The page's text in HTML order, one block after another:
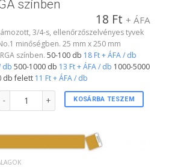
színben
18 Ft + ÁFA
3/4-s, ellenőrzőszelvényes tyvek
minőségben. 25 mm x 250 mm
színben.50-100 db 18 Ft + ÁFA / db
db 500-1000 db 13 Ft + ÁFA / db 1000-5000
db felett 11 Ft + ÁFA / db
KOSÁRBA TESZEM
1"-s tőszelvényes karszalag NARANCSSÁRGA